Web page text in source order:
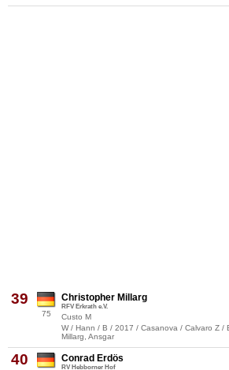
39
75
Christopher Millarg
RFV Erkrath e.V.
Custo M
W / Hann / B / 2017 / Casanova / Calvaro Z /
Millarg, Ansgar
40 Conrad Erdös
RV Hebborner Hof